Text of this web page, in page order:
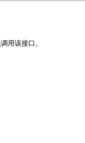
用该接口。